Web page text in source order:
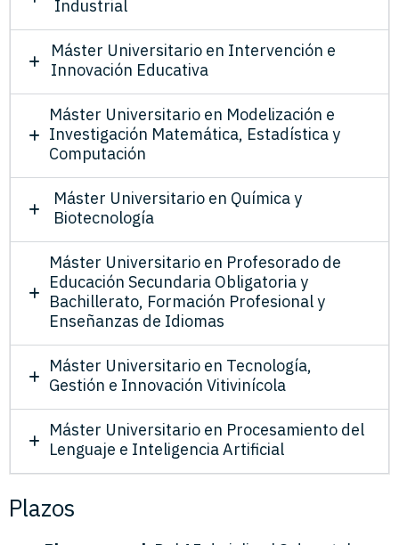
Industrial
Máster Universitario en Intervención e
Innovación Educativa
Máster Universitario en Modelización e
Investigación Matemática, Estadística y
Computación
Máster Universitario en Química y
Biotecnología
Máster Universitario en Profesorado de
Educación Secundaria Obligatoria y
Bachillerato, Formación Profesional y
Enseñanzas de Idiomas
Máster Universitario en Tecnología,
Gestión e Innovación Vitivinícola
Máster Universitario en Procesamiento del
Lenguaje e Inteligencia Artificial
Plazos